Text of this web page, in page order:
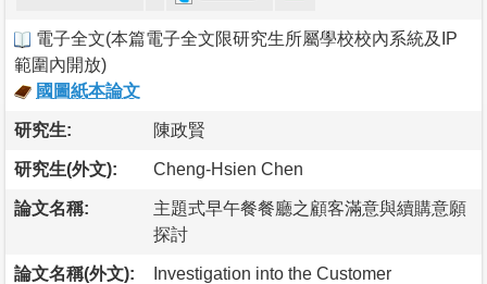
電子全文(本篇電子全文限研究生所屬學校校內系統及IP
範圍內開放)
國圖紙本論文
研究生: 陳政賢
研究生(外文): Cheng-Hsien Chen
論文名稱:
主題式早午餐餐廳之顧客滿意與續購意願
探討
論文名稱(外文):
Investigation into the Customer